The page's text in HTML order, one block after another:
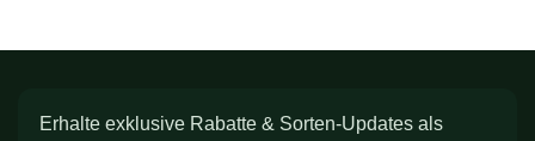
Erhalte exklusive Rabatte & Sorten-Updates als